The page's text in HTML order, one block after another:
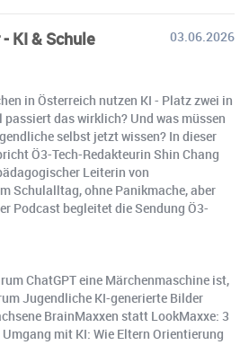
KI & Schule
03.06.2026
in Österreich nutzen KI - Platz zwei in
passiert das wirklich? Und was müssen
selbst jetzt wissen? In dieser
Ö3-Tech-Redakteurin Shin Chang
Leiterin von
Schulalltag, ohne Panikmache, aber
Podcast begleitet die Sendung Ö3-
ChatGPT eine Märchenmaschine ist,
Jugendliche KI-generierte Bilder
BrainMaxxen statt LookMaxxe: 3
mit KI: Wie Eltern Orientierung